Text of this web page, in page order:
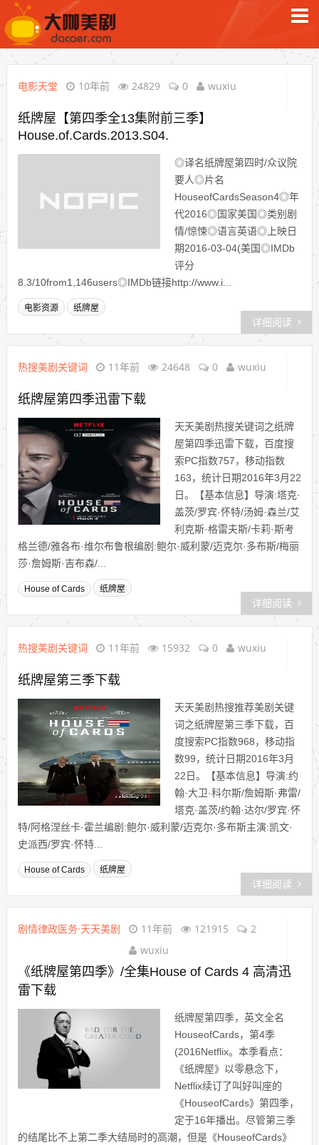
电影天堂 10年前 24829 0 wuxiu
纸牌屋【第四季全13集附前三季】
House.of.Cards.2013.S04.
◎译名纸牌屋第四时/众议院
要人◎片名
HouseofCardsSeason4◎年
代2016◎国家美国◎类别剧
情/惊悚◎语言英语◎上映日
期2016-03-04(美国◎IMDb
评分
8.3/10from1,146users◎IMDb链接http://www.i...
电影资源 纸牌屋
详细阅读
热搜美剧关键词 11年前 24648 0 wuxiu
纸牌屋第四季迅雷下载
天天美剧热搜关键词之纸牌
屋第四季迅雷下载，百度搜
索PC指数757，移动指数
163，统计日期2016年3月22
日。【基本信息】导演:塔克·
盖茨/罗宾·怀特/汤姆·森兰/艾
利克斯·格雷夫斯/卡莉·斯考
格兰德/雅各布·维尔布鲁根编剧:鲍尔·威利蒙/迈克尔·多布斯/梅丽
莎·詹姆斯·吉布森/...
House of Cards 纸牌屋
详细阅读
热搜美剧关键词 11年前 15932 0 wuxiu
纸牌屋第三季下载
天天美剧热搜推荐美剧关键
词之纸牌屋第三季下载，百
度搜索PC指数968，移动指
数99，统计日期2016年3月
22日。【基本信息】导演:约
翰·大卫·科尔斯/詹姆斯·弗雷/
塔克·盖茨/约翰·达尔/罗宾·怀
特/阿格涅丝卡·霍兰编剧:鲍尔·威利蒙/迈克尔·多布斯主演:凯文·
史派西/罗宾·怀特...
House of Cards 纸牌屋
详细阅读
剧情律政医务·天天美剧 11年前 121915
2
wuxiu
《纸牌屋第四季》/全集House of Cards 4 高清迅
雷下载
纸牌屋第四季，英文全名
HouseofCards，第4季
(2016Netflix。本季看点：
《纸牌屋》以零悬念下，
Netflix续订了叫好叫座的
《HouseofCards》第四季，
定于16年播出。尽管第三季
的结尾比不上第二季大结局时的高潮，但是《HouseofCards》